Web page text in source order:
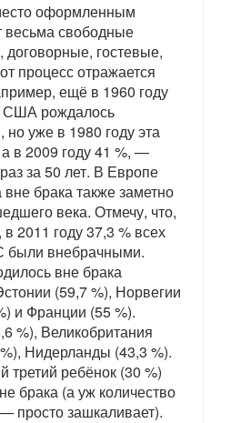
оформленным
свободные
гостевые,
процесс отражается
ещё в 1960 году
США рождалось
уже в 1980 году эта
в 2009 году 41 %, —
за 50 лет. В Европе
брака также заметно
века. Отмечу, что,
2011 году 37,3 % всех
были внебрачными.
вне брака
(59,7 %), Норвегии
и Франции (55 %).
%), Великобритания
Нидерланды (43,3 %).
третий ребёнок (30 %)
брака (а уж количество
просто зашкаливает).